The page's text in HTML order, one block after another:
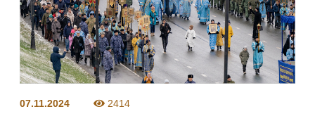
07.11.2024 2414